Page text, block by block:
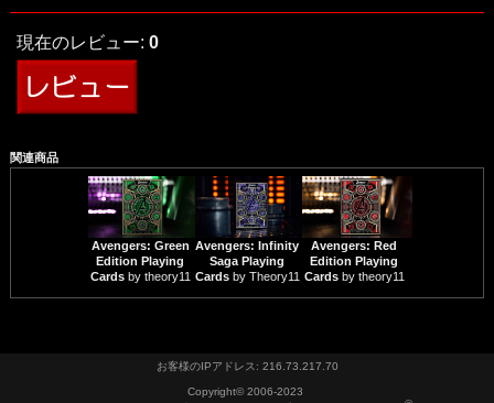
現在のレビュー: 0
関連商品
Avengers: Green
Edition Playing
Cardsby theory11
Avengers: Infinity
Saga Playing
Cardsby Theory11
Avengers: Red
Edition Playing
Cardsby theory11
お客様のIPアドレス: 216.73.217.70
Copyright© 2006-2023